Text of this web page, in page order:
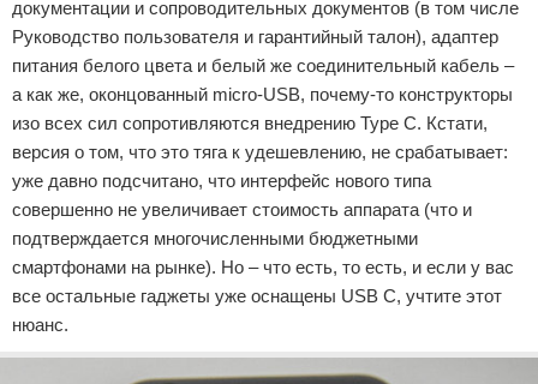
документации и сопроводительных документов (в том числе
Руководство пользователя и гарантийный талон), адаптер
питания белого цвета и белый же соединительный кабель –
а как же, оконцованный micro-USB, почему-то конструкторы
изо всех сил сопротивляются внедрению Type C. Кстати,
версия о том, что это тяга к удешевлению, не срабатывает:
уже давно подсчитано, что интерфейс нового типа
совершенно не увеличивает стоимость аппарата (что и
подтверждается многочисленными бюджетными
смартфонами на рынке). Но – что есть, то есть, и если у вас
все остальные гаджеты уже оснащены USB C, учтите этот
нюанс.